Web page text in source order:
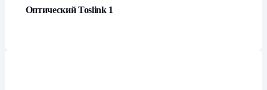
Оптический Toslink 1